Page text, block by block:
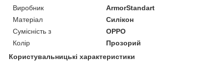
Виробник
ArmorStandart
Матеріал
Силікон
Сумісність з
OPPO
Колір
Прозорий
Користувальницькі характеристики